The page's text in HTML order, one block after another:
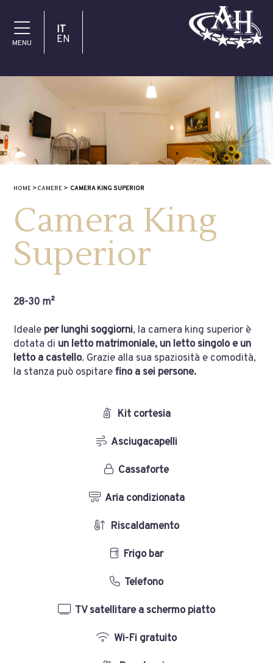
MENU
IT
EN
HOME CAMERE CAMERA KING SUPERIOR
Camera King
Superior
28-30 m²
Ideale per lunghi soggiorni, la camera king superior è
dotata di un letto matrimoniale, un letto singolo e un
letto a castello. Grazie alla sua spaziosità e comodità,
la stanza può ospitarefino a sei persone.
Kit cortesia
Asciugacapelli
Cassaforte
Aria condizionata
Riscaldamento
Frigo bar
Telefono
TV satellitare a schermo piatto
Wi-Fi gratuito